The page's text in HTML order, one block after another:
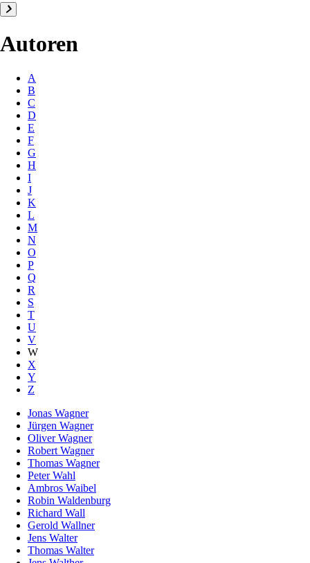
Autoren
A
B
C
D
E
F
G
H
I
J
K
L
M
N
O
P
Q
R
S
T
U
V
W
X
Y
Z
Jonas Wagner
Jürgen Wagner
Oliver Wagner
Robert Wagner
Thomas Wagner
Peter Wahl
Ambros Waibel
Robin Waldenburg
Richard Wall
Gerold Wallner
Jens Walter
Thomas Walter